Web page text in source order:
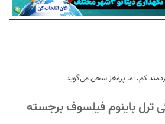
کم، اما پرمغز سخن می‌گوید
ترل باینوم فیلسوف برجسته